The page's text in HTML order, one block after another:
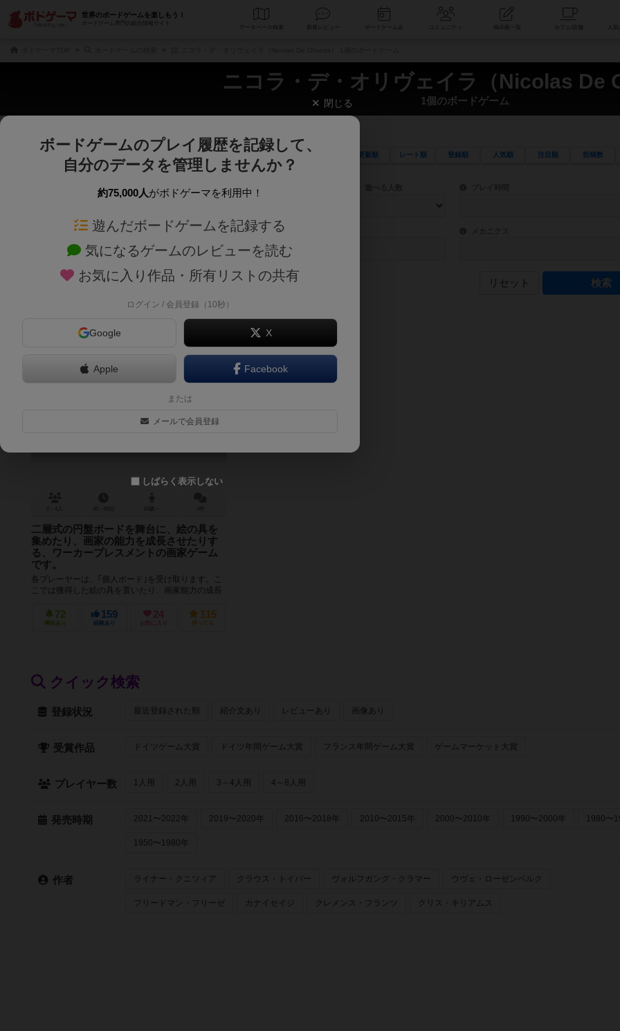
世界のボードゲームを楽しもう！
ボードゲーム専門の総合情報サイト
データベース コミュニティ
ニコラ・デ・オリヴェイラ（Nicolas De
1個のボードゲーム
じっくり表示 更新順 レート順 登録順 人気順 注目順 投稿数
商品名、商品説明文、デザイナー名、テーマ名、メカニクス名を対象にフリーワード検索ができます。
ゲームデザイナー名を指定して検索できます。
ゲームデザイナー 目安となる所要時間を指定することがで
対象年齢を指定します。 世界観や登場人物などモチーフ・ストーリーを指定することができます。直感的にゲームシステムを理
テーマ/フレーバー ゲーム性を構成するコアシステムです。
リセット
カラーズ・オブ・パリ
5.8
二層式の円盤ボードを舞台に、絵の具を
集めたり、画家の能力を成長させたりす
る、ワーカープレスメントの画家ゲーム
です。
各プレーヤーは、｢個人ボード｣を受け取ります。こ
こでは獲得した絵の具を置いたり、画家能力の成長
ムボード｣が置かれ、ここに自分の...
72
興味あり
159
経験あり
24
お気に入り
115
持ってる
クイック検索
登録状況 最近登録された順 紹介文あり レビューあり 画像あり
受賞作品 ドイツゲーム大賞 ドイツ年間ゲーム大賞 フランス年間ゲーム大賞 ゲームマーケット大賞
プレイヤー数 1人用 2人用 3～4人用 4～8人用
発売時期 2021〜2022年 2019〜2020年 2016〜2018年 2010〜2015年 2000〜2010年 1990〜2000年 1980〜
1950〜1980年
作者 ライナー・クニツィア クラウス・トイバー ヴォルフガング・クラマー ウヴェ・ローゼンベルク
フリードマン・フリーゼ カナイセイジ クレメンス・フランツ クリス・キリアムス
閉じる
ボードゲームのプレイ履歴を記録して、
自分のデータを管理しませんか？
約75,000人がボドゲーマを利用中！
遊んだボードゲームを記録する
気になるゲームのレビューを読む
お気に入り作品・所有リストの共有
ログイン / 会員登録（10秒）
Google X
Apple Facebook
または
メールで会員登録
しばらく表示しない